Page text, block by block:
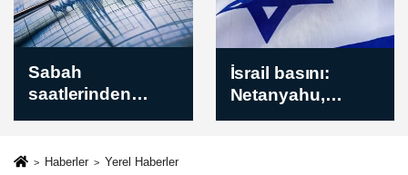
İsrail basını:
Netanyahu,
Gazze'ye ilişkin
plana şans
Peru: Rusya-
Ukrayna
Savaşı'nda 11
Haberler Yerel Haberler